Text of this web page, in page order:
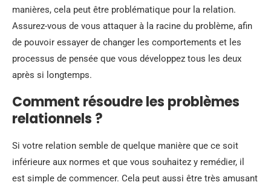
manières, cela peut être problématique pour la relation.
Assurez-vous de vous attaquer à la racine du problème, afin
de pouvoir essayer de changer les comportements et les
processus de pensée que vous développez tous les deux
après si longtemps.
Comment résoudre les problèmes
relationnels ?
Si votre relation semble de quelque manière que ce soit
inférieure aux normes et que vous souhaitez y remédier, il
est simple de commencer. Cela peut aussi être très amusant